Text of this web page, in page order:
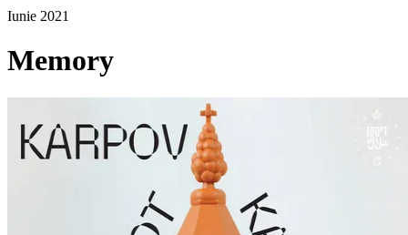
Iunie 2021
Memory
KnK
Karpov not Kasparov